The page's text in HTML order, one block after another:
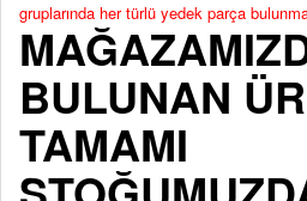
gruplarında her türlü yedek parça
BULUNAN
TAMAMI